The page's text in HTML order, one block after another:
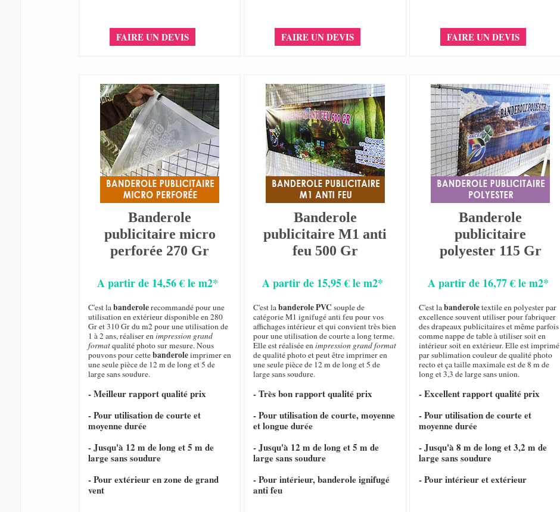
FAIRE UN DEVIS FAIRE UN DEVIS FAIRE UN DEVIS
Banderole
publicitaire micro
perforée 270 Gr
A partir de 14,56 € le m2*
C'est labanderolerecommandé pour une
utilisation en extérieur disponible en 280
Gr et 310 Gr du m2 pour une utilisation de
1 à 2 ans, réaliser enimpression grand
formatqualité photo sur mesure. Nous
pouvons pour cettebanderoleimprimer en
une seule pièce de 12 m de long et 5 de
large sans soudure.
- Meilleur rapport qualité prix
- Pour utilisation de courte et
moyenne durée
- Jusqu'à 12 m de long et 5 m de
large sans soudure
- Pour extérieur en zone de grand
vent
Banderole
publicitaire M1 anti
feu 500 Gr
A partir de 15,95 € le m2*
C'est labanderole PVC souple de
catégorie M1 ignifugé anti feu pour vos
affichages intérieur et qui convient très bien
pour une utilisation de courte a long terme.
Elle est réalisée enimpression grand format
de qualité photo et peut être imprimer en
une seule pièce de 12 m de long et 5 de
large sans soudure.
- Très bon rapport qualité prix
- Pour utilisation de courte, moyenne
et longue durée
- Jusqu'à 12 m de long et 5 m de
large sans soudure
- Pour intérieur, banderole ignifugé
anti feu
Banderole
publicitaire
polyester 115 Gr
A partir de 16,77 € le m2*
C'est labanderoletextile en polyester par
excellence souvent utiliser pour fabriquer
des drapeaux publicitaires et même parfois
comme nappe de table à utiliser soit en
intérieur soit en extérieur. Elle est imprimé
par sublimation couleur de qualité photo
recto et ça taille maximale est de 8 m de
long et 3,3 de large sans union.
- Excellent rapport qualité prix
- Pour utilisation de courte et
moyenne durée
- Jusqu'à 8 m de long et 3,2 m de
large sans soudure
- Pour intérieur et extérieur